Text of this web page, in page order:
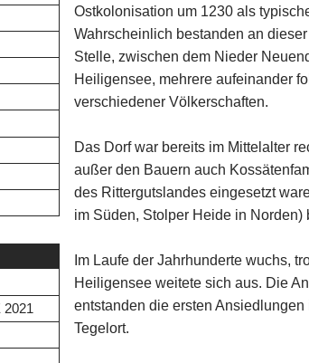
2021
Ostkolonisation um 1230 als
Wahrscheinlich bestanden an
Stelle, zwischen dem Nieder
Heiligensee, mehrere aufeinander
verschiedener Völkerschaften.
Das Dorf war bereits im Mittelalter
außer den Bauern auch
des Rittergutslandes eingesetzt
im Süden, Stolper Heide in Norden)
Im Laufe der Jahrhunderte wuchs,
Heiligensee weitete sich aus. Die
entstanden die ersten
Tegelort.